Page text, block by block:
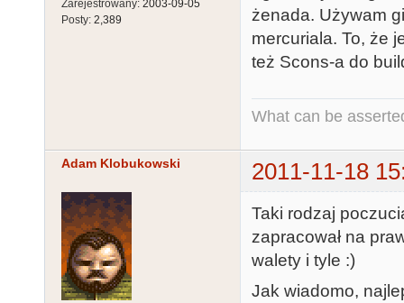
Zarejestrowany: 2003-09-05
Posty: 2,389
żenada. Używam
mercuriala. To, że
też Scons-a do
What can be
Adam Klobukowski 2011-11-18
Taki rodzaj
zapracował na
walety i tyle :)
Jak wiadomo,